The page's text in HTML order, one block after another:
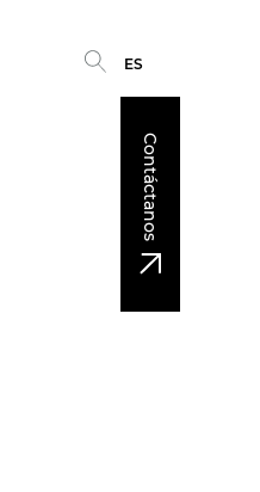
ES
Contáctanos